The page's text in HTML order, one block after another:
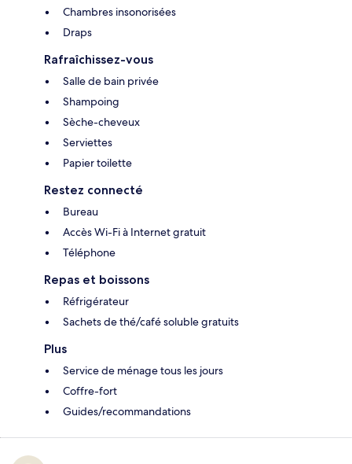
Chambres insonorisées
Draps
Rafraîchissez-vous
Salle de bain privée
Shampoing
Sèche-cheveux
Serviettes
Papier toilette
Restez connecté
Bureau
Accès Wi-Fi à Internet gratuit
Téléphone
Repas et boissons
Réfrigérateur
Sachets de thé/café soluble gratuits
Plus
Service de ménage tous les jours
Coffre-fort
Guides/recommandations